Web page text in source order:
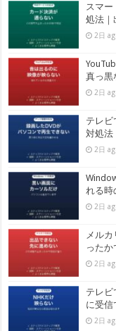
スマ
処法｜
2日
真っ黒
2日
テレビ
対処法
2日
れる時
2日
メル
った
2日
テレビ
に受信
2日